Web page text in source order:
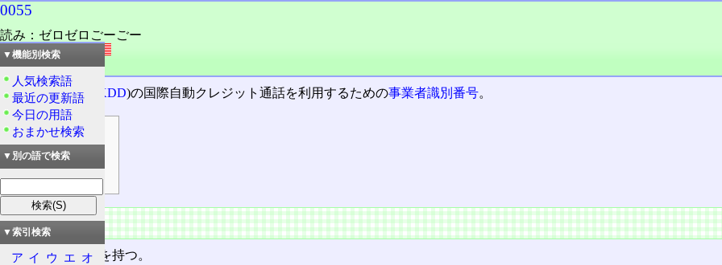
0055
読み：ゼロゼロごーごー
外語：0055
品詞：名詞
KDDI(かつての KDD)の国際自動クレジット通話を利用するための事業者識別番号。
目次
歴史
サービスの特徴
歴史
次のような歴史を持つ。
▼機能別検索
人気検索語
最近の更新語
今日の用語
おまかせ検索
▼別の語で検索
▼索引検索
ア イ ウ エ オ